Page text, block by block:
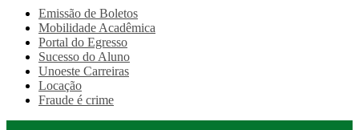
Emissão de Boletos
Mobilidade Acadêmica
Portal do Egresso
Sucesso do Aluno
Unoeste Carreiras
Locação
Fraude é crime